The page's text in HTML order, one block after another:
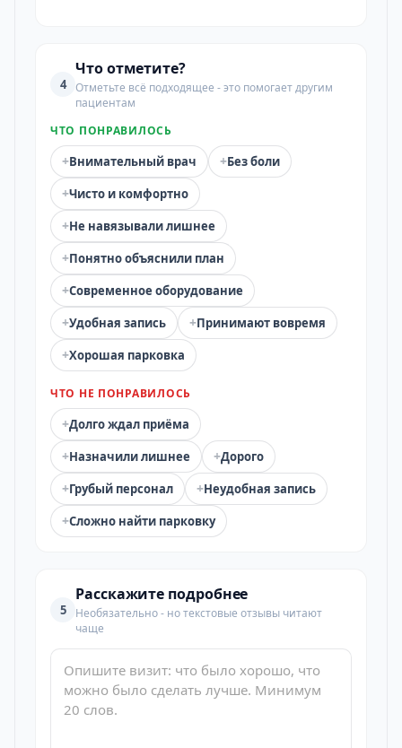
4
Что отметите?
Отметьте всё подходящее - это помогает другим
пациентам
ЧТО ПОНРАВИЛОСЬ
+Внимательный врач +Без боли
+Чисто и комфортно
+Не навязывали лишнее
+Понятно объяснили план
+Современное оборудование
+Удобная запись +Принимают вовремя
+Хорошая парковка
ЧТО НЕ ПОНРАВИЛОСЬ
+Долго ждал приёма
+Назначили лишнее +Дорого
+Грубый персонал +Неудобная запись
+Сложно найти парковку
5
Расскажите подробнее
Необязательно - но текстовые отзывы читают
чаще